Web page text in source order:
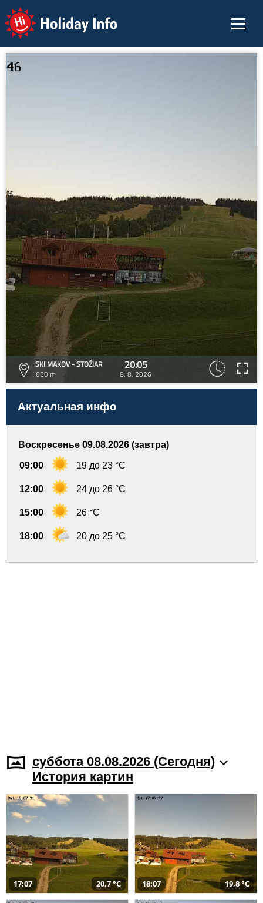
Holiday Info
SKI MAKOV - STOŽIAR
650 m
20:05
8. 8. 2026
Актуальная инфо
Воскресенье 09.08.2026 (завтра)
09:00 19 до 23 °C
12:00 24 до 26 °C
15:00 26 °C
18:00 20 до 25 °C
суббота 08.08.2026 (Cегодня)
История картин
17:07 20,7 °C 18:07 19,8 °C